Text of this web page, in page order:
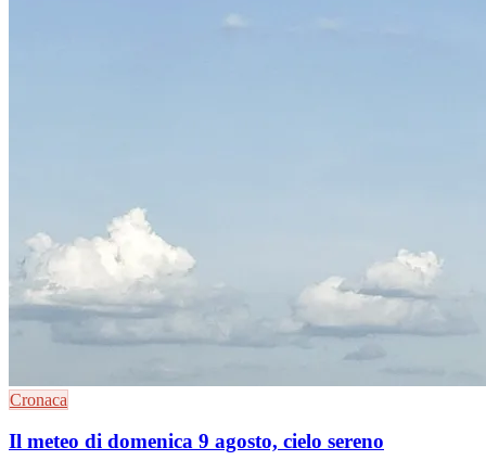
Cronaca
Il meteo di domenica 9 agosto, cielo sereno